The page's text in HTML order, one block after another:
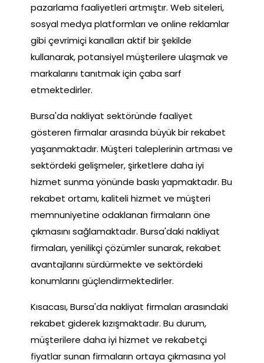
pazarlama faaliyetleri artmıştır. Web siteleri,
sosyal medya platformları ve online reklamlar
gibi çevrimiçi kanalları aktif bir şekilde
kullanarak, potansiyel müşterilere ulaşmak ve
markalarını tanıtmak için çaba sarf
etmektedirler.
Bursa'da nakliyat sektöründe faaliyet
gösteren firmalar arasında büyük bir rekabet
yaşanmaktadır. Müşteri taleplerinin artması ve
sektördeki gelişmeler, şirketlere daha iyi
hizmet sunma yönünde baskı yapmaktadır. Bu
rekabet ortamı, kaliteli hizmet ve müşteri
memnuniyetine odaklanan firmaların öne
çıkmasını sağlamaktadır. Bursa'daki nakliyat
firmaları, yenilikçi çözümler sunarak, rekabet
avantajlarını sürdürmekte ve sektördeki
konumlarını güçlendirmektedirler.
Kısacası, Bursa'da nakliyat firmaları arasındaki
rekabet giderek kızışmaktadır. Bu durum,
müşterilere daha iyi hizmet ve rekabetçi
fiyatlar sunan firmaların ortaya çıkmasına yol